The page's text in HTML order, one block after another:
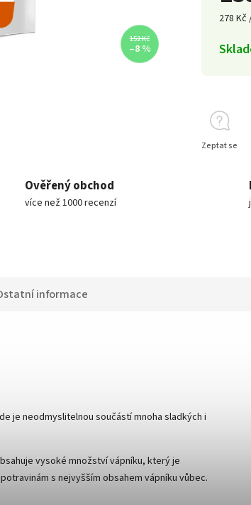
152 Kč
–8 %
278 Kč
Zeptat se
Ověřený obchod
více než 1000 recenzí
informace
je neodmyslitelnou součástí mnoha sladkých i
vysoké množství vápníku, který je
s nejvyšším obsahem vápníku vůbec.